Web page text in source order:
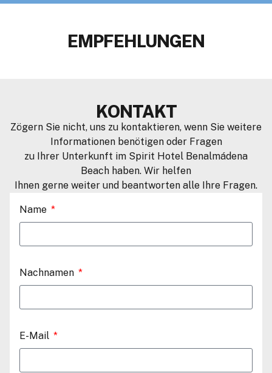
EMPFEHLUNGEN
KONTAKT
Zögern Sie nicht, uns zu kontaktieren, wenn Sie weitere
Informationen benötigen oder Fragen
zu Ihrer Unterkunft im Spirit Hotel Benalmádena
Beach haben. Wir helfen
Ihnen gerne weiter und beantworten alle Ihre Fragen.
Name
Nachnamen
E-Mail